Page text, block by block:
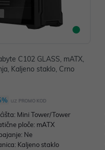
C102 GLASS, mATX,
Kaljeno staklo, Crno
uz PROMO KOD
Mini Tower/Tower
ploče: mATX
Ne
Kaljeno staklo